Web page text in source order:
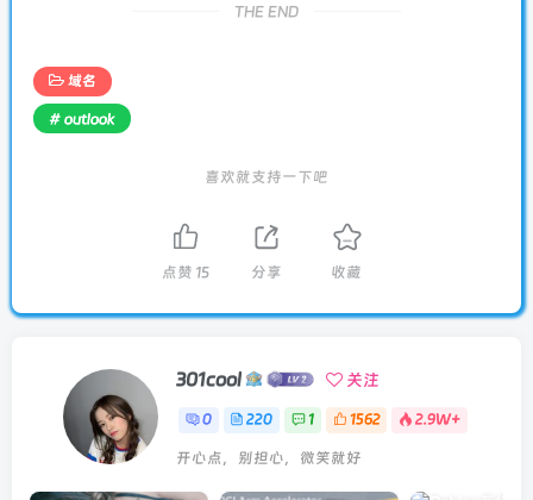
THE END
域名
# outlook
喜欢就支持一下吧
点赞 15 分享 收藏
301cool 关注
0 220 1 1562 2.9W+
开心点，别担心，微笑就好